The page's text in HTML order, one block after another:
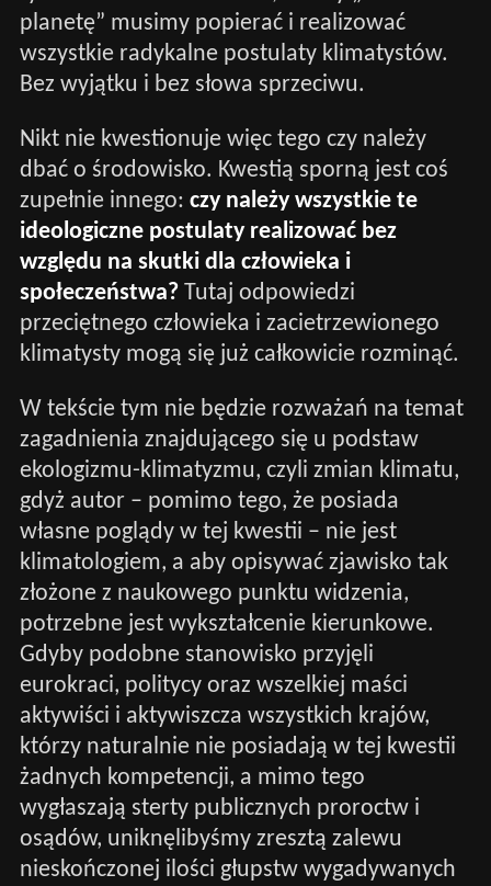
planetę” musimy popierać i realizować
wszystkie radykalne postulaty klimatystów.
Bez wyjątku i bez słowa sprzeciwu.
Nikt nie kwestionuje więc tego czy należy
dbać o środowisko. Kwestią sporną jest coś
zupełnie innego: czy należy wszystkie te
ideologiczne postulaty realizować bez
względu na skutki dla człowieka i
społeczeństwa? Tutaj odpowiedzi
przeciętnego człowieka i zacietrzewionego
klimatysty mogą się już całkowicie rozminąć.
W tekście tym nie będzie rozważań na temat
zagadnienia znajdującego się u podstaw
ekologizmu-klimatyzmu, czyli zmian klimatu,
gdyż autor – pomimo tego, że posiada
własne poglądy w tej kwestii – nie jest
klimatologiem, a aby opisywać zjawisko tak
złożone z naukowego punktu widzenia,
potrzebne jest wykształcenie kierunkowe.
Gdyby podobne stanowisko przyjęli
eurokraci, politycy oraz wszelkiej maści
aktywiści i aktywiszcza wszystkich krajów,
którzy naturalnie nie posiadają w tej kwestii
żadnych kompetencji, a mimo tego
wygłaszają sterty publicznych proroctw i
osądów, uniknęlibyśmy zresztą zalewu
nieskończonej ilości głupstw wygadywanych